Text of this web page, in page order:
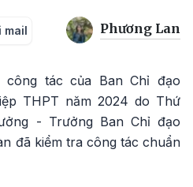
mail Phương Lan
công tác của Ban Chỉ đạo
THPT năm 2024 do Thứ
- Trưởng Ban Chỉ đạo
đã kiểm tra công tác chuẩn